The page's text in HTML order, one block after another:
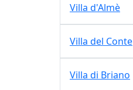
Villa d'Almè
Villa del Conte
Villa di Briano